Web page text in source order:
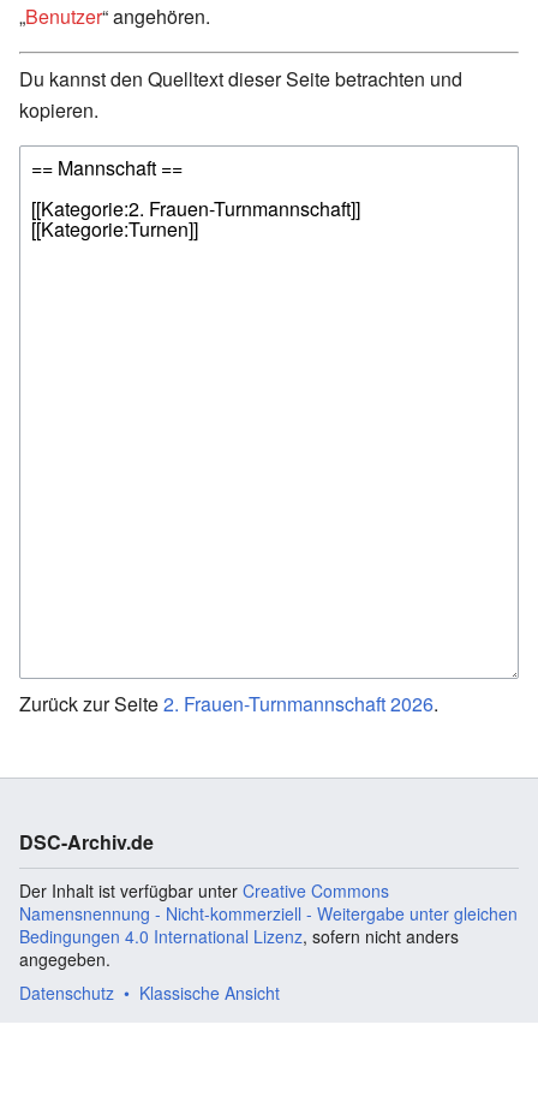
„Benutzer“ angehören.
Du kannst den Quelltext dieser Seite betrachten und
kopieren.
Zurück zur Seite2. Frauen-Turnmannschaft 2026.
DSC-Archiv.de
Der Inhalt ist verfügbar unter Creative Commons
Namensnennung - Nicht-kommerziell - Weitergabe unter gleichen
Bedingungen 4.0 International Lizenz, sofern nicht anders
angegeben.
Datenschutz
Klassische Ansicht